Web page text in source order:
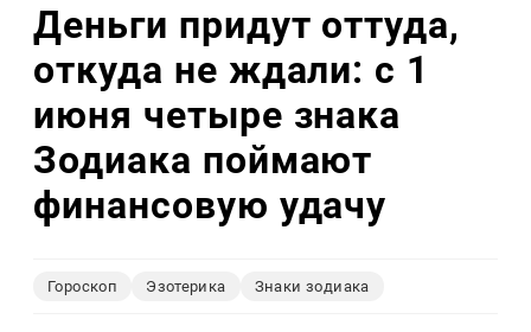
Деньги придут оттуда,
откуда не ждали: с 1
июня четыре знака
Зодиака поймают
финансовую удачу
Гороскоп Эзотерика Знаки зодиака